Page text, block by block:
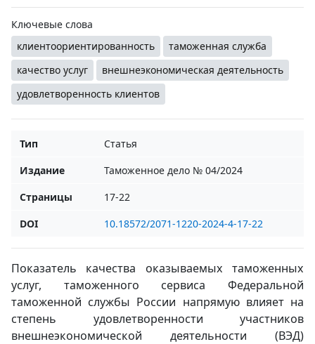
Ключевые слова
клиентоориентированность
таможенная служба
качество услуг
внешнеэкономическая деятельность
удовлетворенность клиентов
Тип
Статья
Издание
Таможенное дело № 04/2024
Страницы
17-22
DOI
10.18572/2071-1220-2024-4-17-22
Показатель качества оказываемых таможенных
услуг, таможенного сервиса Федеральной
таможенной службы России напрямую влияет на
степень удовлетворенности участников
внешнеэкономической деятельности (ВЭД)